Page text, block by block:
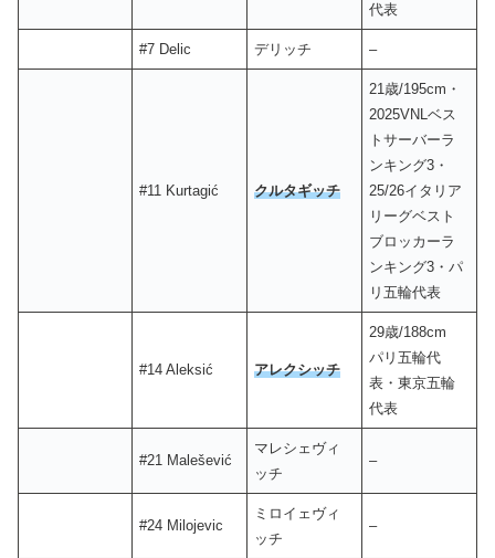
代表
#7 Delic デリッチ –
#11 Kurtagić クルタギッチ
21歳/195cm・
2025VNLベス
トサーバーラ
ンキング3・
25/26イタリア
リーグベスト
ブロッカーラ
ンキング3・パ
リ五輪代表
#14 Aleksić アレクシッチ
29歳/188cm
パリ五輪代
表・東京五輪
代表
#21 Malešević
マレシェヴィ
ッチ
–
#24 Milojevic
ミロイェヴィ
ッチ
–